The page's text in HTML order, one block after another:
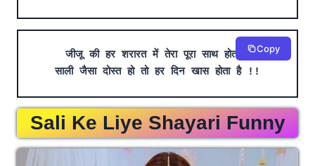
जीजू की हर शरारत में तेरा पूरा साथ होता है
साली जैसा दोस्त हो तो हर दिन खास होता है !!
Copy
Sali Ke Liye Shayari Funny